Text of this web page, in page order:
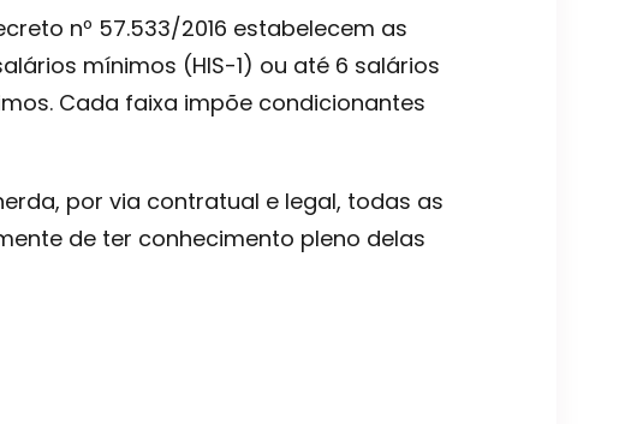
nº 57.533/2016 estabelecem as
mínimos (HIS-1) ou até 6 salários
Cada faixa impõe condicionantes
por via contratual e legal, todas as
de ter conhecimento pleno delas